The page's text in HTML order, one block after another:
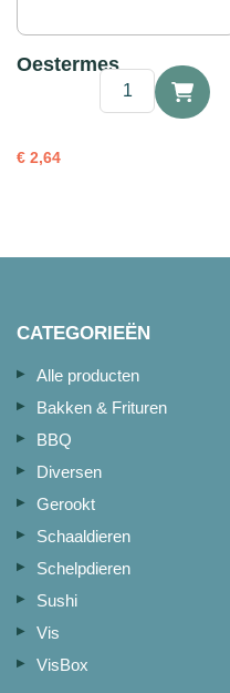
Oestermes
€ 2,64
Oestermes
aantal
CATEGORIEËN
Alle producten
Bakken & Frituren
BBQ
Diversen
Gerookt
Schaaldieren
Schelpdieren
Sushi
Vis
VisBox